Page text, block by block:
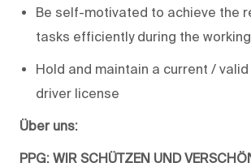
Be self-motivated to achieve the
tasks efficiently during the
Hold and maintain a current /
driver license
Über uns:
PPG: WIR SCHÜTZEN UND